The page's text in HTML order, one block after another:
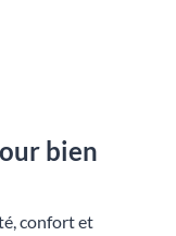
bien
confort et